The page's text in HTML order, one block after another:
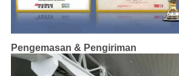
Pengemasan & Pengiriman